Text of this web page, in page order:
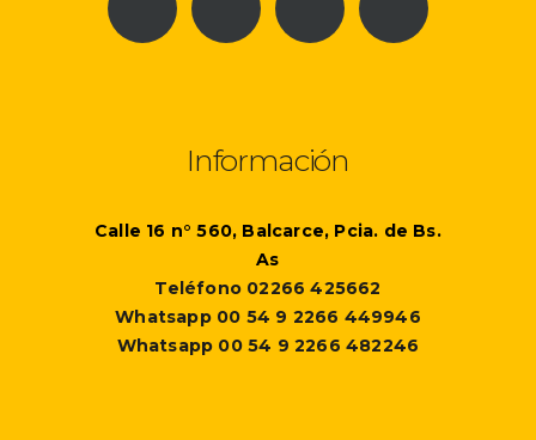
Información
Calle 16 n° 560, Balcarce, Pcia. de Bs.
As
Teléfono 02266 425662
Whatsapp 00 54 9 2266 449946
Whatsapp 00 54 9 2266 482246